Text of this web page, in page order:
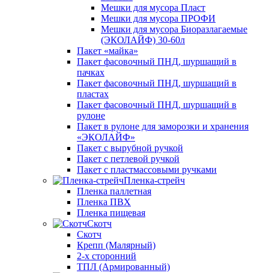
Мешки для мусора Пласт
Мешки для мусора ПРОФИ
Мешки для мусора Биоразлагаемые
(ЭКОЛАЙФ) 30-60л
Пакет «майка»
Пакет фасовочный ПНД, шуршащий в
пачках
Пакет фасовочный ПНД, шуршащий в
пластах
Пакет фасовочный ПНД, шуршащий в
рулоне
Пакет в рулоне для заморозки и хранения
«ЭКОЛАЙФ»
Пакет с вырубной ручкой
Пакет с петлевой ручкой
Пакет с пластмассовыми ручками
Пленка-стрейч
Пленка паллетная
Пленка ПВХ
Пленка пищевая
Скотч
Скотч
Крепп (Малярный)
2-х сторонний
ТПЛ (Армированный)